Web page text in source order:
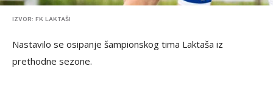
IZVOR: FK LAKTAŠI
Nastavilo se osipanje šampionskog tima Laktaša iz
prethodne sezone.